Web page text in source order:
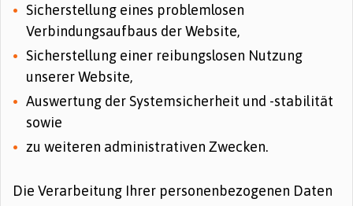
Sicherstellung eines problemlosen
Verbindungsaufbaus der Website,
Sicherstellung einer reibungslosen Nutzung
unserer Website,
Auswertung der Systemsicherheit und -stabilität
sowie
zu weiteren administrativen Zwecken.
Die Verarbeitung Ihrer personenbezogenen Daten